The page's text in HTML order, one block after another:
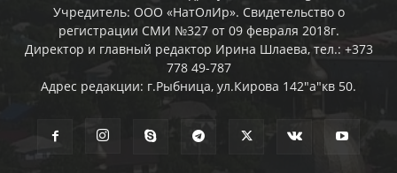
Учредитель: ООО «НатОлИр». Свидетельство о
регистрации СМИ №327 от 09 февраля 2018г.
Директор и главный редактор Ирина Шлаева, тел.: +373
778 49-787
Адрес редакции: г.Рыбница, ул.Кирова 142"а"кв 50.